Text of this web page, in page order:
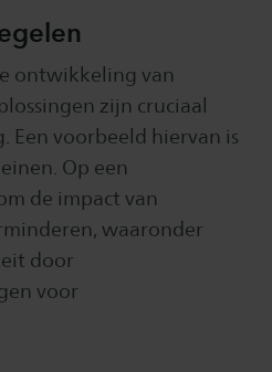
ontwikkeling van
zijn cruciaal
Een voorbeeld hiervan is
Op een
de impact van
waaronder
door
voor